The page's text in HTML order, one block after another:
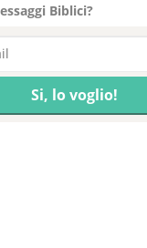
Biblici?